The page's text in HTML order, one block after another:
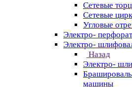
Сетевые
Сетевые
Угловые
Электро-
Электро-
Назад
Электро-
машины